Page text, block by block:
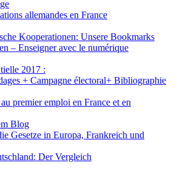
allemandes en France
Kooperationen: Unsere Bookmarks
– Enseigner avec le numérique
2017 :
+ Campagne électoral+ Bibliographie
premier emploi en France et en
Blog
Gesetze in Europa, Frankreich und
Der Vergleich